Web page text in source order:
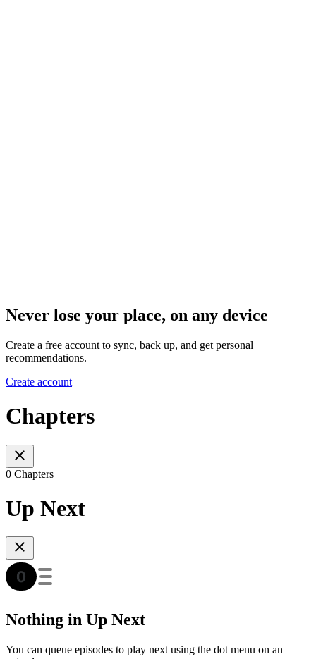
Never lose your place, on any device
Create a free account to sync, back up, and get personal
recommendations.
Create account
Chapters
0 Chapters
Up Next
Nothing in Up Next
You can queue episodes to play next using the dot menu on an